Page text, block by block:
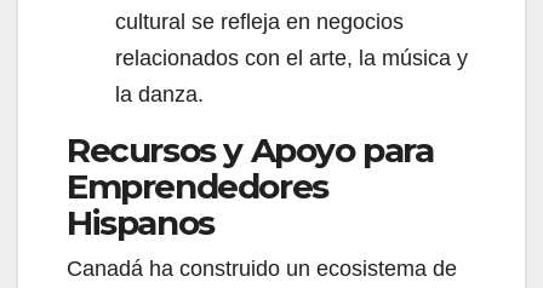
cultural se refleja en negocios
relacionados con el arte, la música y
la danza.
Recursos y Apoyo para
Emprendedores
Hispanos
Canadá ha construido un ecosistema de